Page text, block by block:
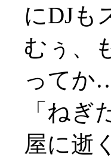
にDJも
むぅ、
ってか
「ね
屋に逝